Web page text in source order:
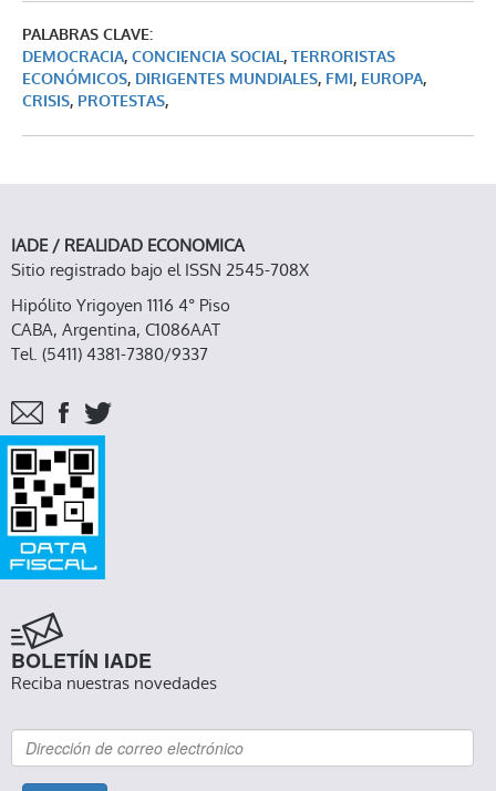
PALABRAS CLAVE:
DEMOCRACIA, CONCIENCIA SOCIAL, TERRORISTAS
ECONÓMICOS, DIRIGENTES MUNDIALES, FMI, EUROPA,
CRISIS, PROTESTAS,
IADE / REALIDAD ECONOMICA
Sitio registrado bajo el ISSN 2545-708X
Hipólito Yrigoyen 1116 4° Piso
CABA, Argentina, C1086AAT
Tel. (5411) 4381-7380/9337
BOLETÍN IADE
Reciba nuestras novedades